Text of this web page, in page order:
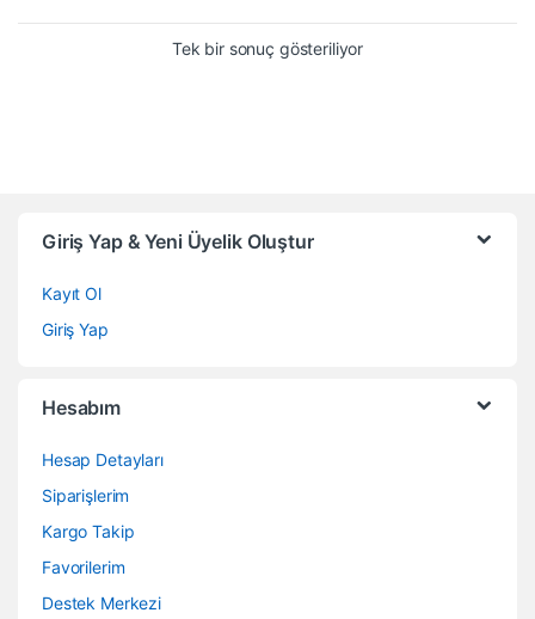
Tek bir sonuç gösteriliyor
Giriş Yap & Yeni Üyelik Oluştur
Kayıt Ol
Giriş Yap
Hesabım
Hesap Detayları
Siparişlerim
Kargo Takip
Favorilerim
Destek Merkezi